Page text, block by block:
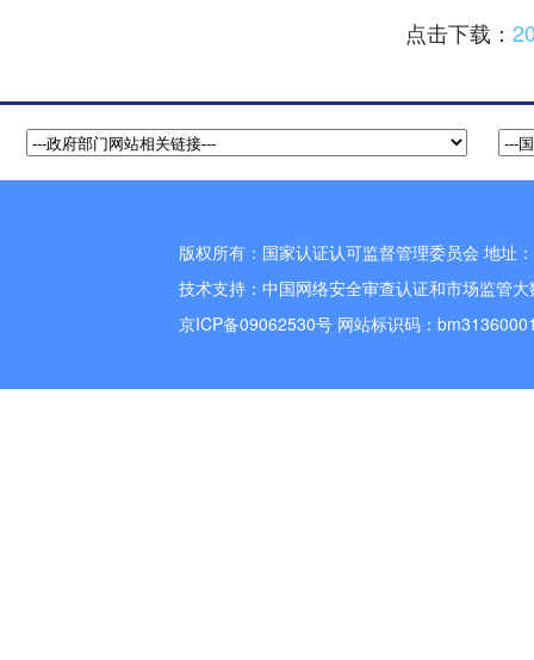
点击下载：
版权所有：国家认证认可监督管理委员会 地址
技术支持： 中国网络安全审查认证和市场监管
京ICP备09062530号 网站标识码：